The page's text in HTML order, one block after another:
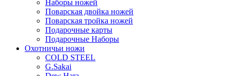
Наборы ножей
Поварская двойка ножей
Поварская тройка ножей
Подарочные карты
Подарочные Наборы
Охотничьи ножи
COLD STEEL
G.Sakai